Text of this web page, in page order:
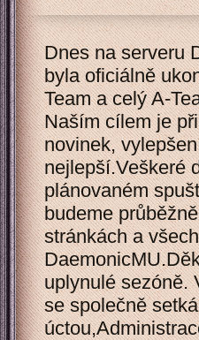
Dnes na serveru
byla oficiálně
Team a celý A-
Naším cílem je
novinek,
nejlepší.Veškeré
plánovaném
budeme
stránkách a
uplynulé sezóně.
se společně